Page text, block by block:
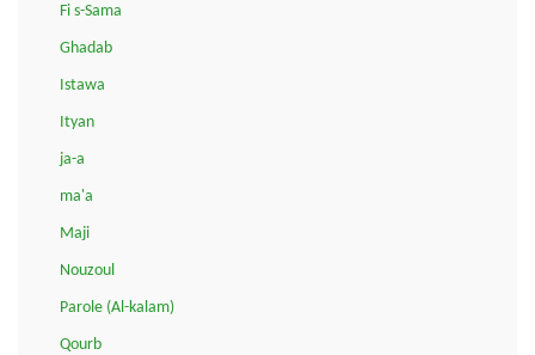
Fi s-Sama
Ghadab
Istawa
Ityan
ja-a
ma'a
Maji
Nouzoul
Parole (Al-kalam)
Qourb